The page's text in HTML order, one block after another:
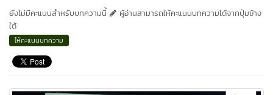
ยังไม่มีคะแนนสำหรับบทความนี้
ผู้อ่านสามารถให้คะแนนบทความได้จากปุ่มข้าง
ใต้
ให้คะแนนบทความ